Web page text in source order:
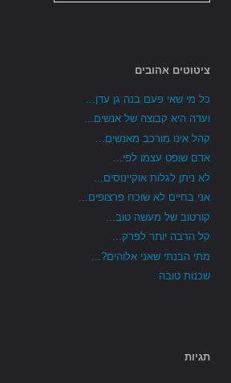
ציטוטים אהובים
כל מי שאי פעם בנה גן עדן...
ועדה היא קבוצה של אנשים...
קהל אינו מורכב מאנשים...
אדם שופט עצמו לפי...
לא ניתן לגלות אוקיינוסים...
אני בחיים לא שוכח פרצופים...
קורטוב של מעשה טוב...
קל הרבה יותר לפרק...
מתי הבנתי שאני אלוהים?...
שכנות טובה
תגיות